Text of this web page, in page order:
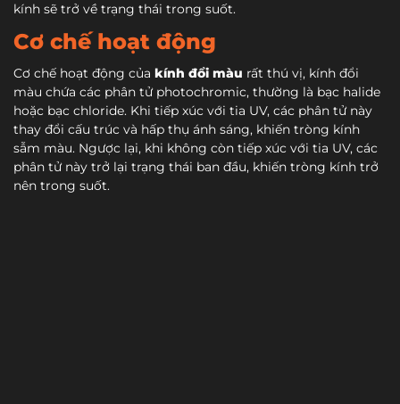
kính sẽ trở về trạng thái trong suốt.
Cơ chế hoạt động
Cơ chế hoạt động của kính đổi màu rất thú vị, kính đổi
màu chứa các phân tử photochromic, thường là bạc halide
hoặc bạc chloride. Khi tiếp xúc với tia UV, các phân tử này
thay đổi cấu trúc và hấp thụ ánh sáng, khiến tròng kính
sẫm màu. Ngược lại, khi không còn tiếp xúc với tia UV, các
phân tử này trở lại trạng thái ban đầu, khiến tròng kính trở
nên trong suốt.